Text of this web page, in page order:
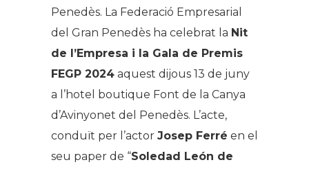
Penedès. La Federació Empresarial
del Gran Penedès ha celebrat la Nit
de l’Empresa i la Gala de Premis
FEGP 2024 aquest dijous 13 de juny
a l’hotel boutique Font de la Canya
d’Avinyonet del Penedès. L’acte,
conduït per l’actor Josep Ferré en el
seu paper de “Soledad León de